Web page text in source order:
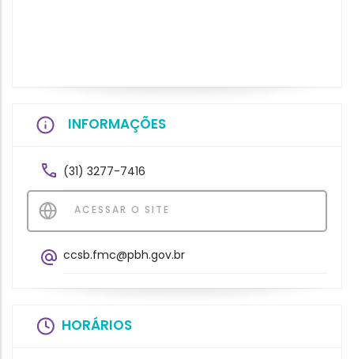
INFORMAÇÕES
(31) 3277-7416
ACESSAR O SITE
ccsb.fmc@pbh.gov.br
HORÁRIOS